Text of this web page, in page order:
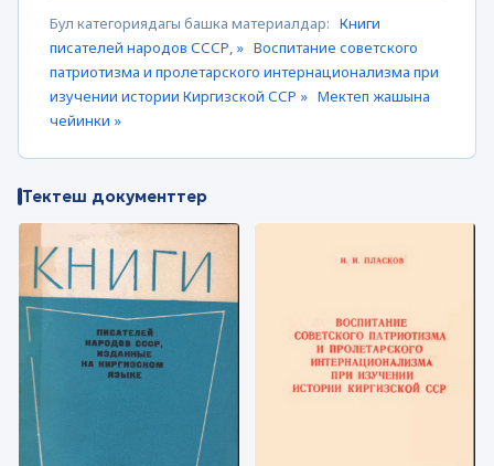
Бул категориядагы башка материалдар: Книги
писателей народов СССР, » Воспитание советского
патриотизма и пролетарского интернационализма при
изучении истории Киргизской ССР » Мектеп жашына
чейинки »
Тектеш документтер